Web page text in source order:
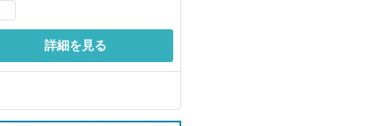
詳細を見る